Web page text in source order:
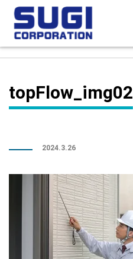
ン
topFlow_img02
2024.3.26